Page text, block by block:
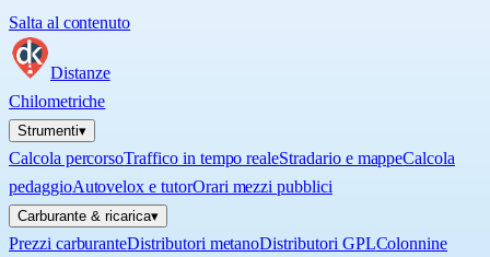
Salta al contenuto
Distanze
Chilometriche
Strumenti▾
Calcola percorsoTraffico in tempo realeStradario e mappeCalcola
pedaggioAutovelox e tutorOrari mezzi pubblici
Carburante & ricarica▾
Prezzi carburanteDistributori metanoDistributori GPLColonnine